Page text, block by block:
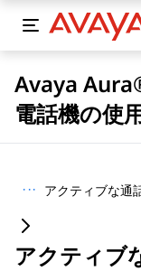
Avaya
電話機の使
··· アクティブな通
アクティブ